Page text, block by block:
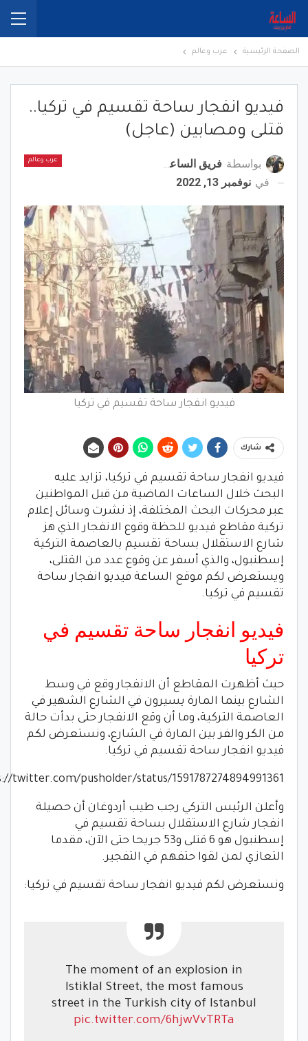
الصفحة الرئيسية عرب وعالم
فيديو انفجار ساحة تقسيم في تركيا..
قتلى ومصابين (عاجل)
عرب وعالم بواسطة فريق الساعة برس
في نوفمبر 13, 2022
فيديو انفجار ساحة تقسيم في تركيا
شارك
فيديو انفجار ساحة تقسيم في تركيا، تزايد عليه
البحث خلال الساعات الماضية من قبل المواطنين
عبر محركات البحث المختلفة، إذ نشرت وسائل إعلام
تركية مقاطع فيديو للحظة وقوع الانفجار الذي هز
شارع الاستقلال بساحة تقسيم بالعاصمة التركية
إسطنبول، والذي أسفر عن وقوع عدد من القتلى،
ويستعرض لكم موقع الساعة فيديو انفجار ساحة
تقسيم في تركيا.
فيديو انفجار ساحة تقسيم في
تركيا
حيث أظهرت المقاطع أن الانفجار وقع في وسط
الشارع بينما المارة يسيرون في الشارع الشهير في
العاصمة التركية، وما أن وقع الانفجار حتى بدأت حالة
من الكر والفر بين المارة في الشارع، ونستعرض لكم
فيديو انفجار ساحة تقسيم في تركيا.
twitter.com/pusholder/status/1591787274894991361
وأعلن الرئيس التركي رجب طيب أردوغان أن حصيلة
انفجار شارع الاستقلال بساحة تقسيم في
إسطنبول هو 6 قتلى و53 جريحا حتى الآن، مقدما
التعازي لمن لقوا حتفهم في التفجير.
ونستعرض لكم فيديو انفجار ساحة تقسيم في تركيا:
The moment of an explosion in
Istiklal Street, the most famous
street in the Turkish city of Istanbul
pic.twitter.com/6hjwVvTRTa